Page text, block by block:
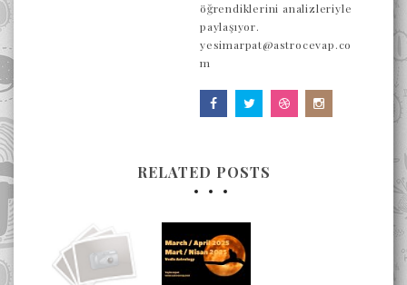
öğrendiklerini analizleriyle
paylaşıyor.
yesimarpat@astrocevap.co
m
RELATED POSTS